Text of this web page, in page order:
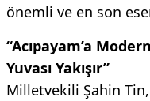
önemli ve en son
“Acıpayam’a
Yuvası Yakışır”
Milletvekili Şahin